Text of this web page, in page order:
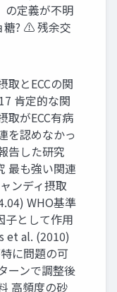
定義が不明
糖? ⚠ 残余交
取とECCの関
肯定的な関
取がECC有病
を認めなかっ
告した研究
最も強い関連
ンディ摂取
WHO基準
子として作用
et al. (2010)
に問題の可
ーンで調整後
高頻度の砂